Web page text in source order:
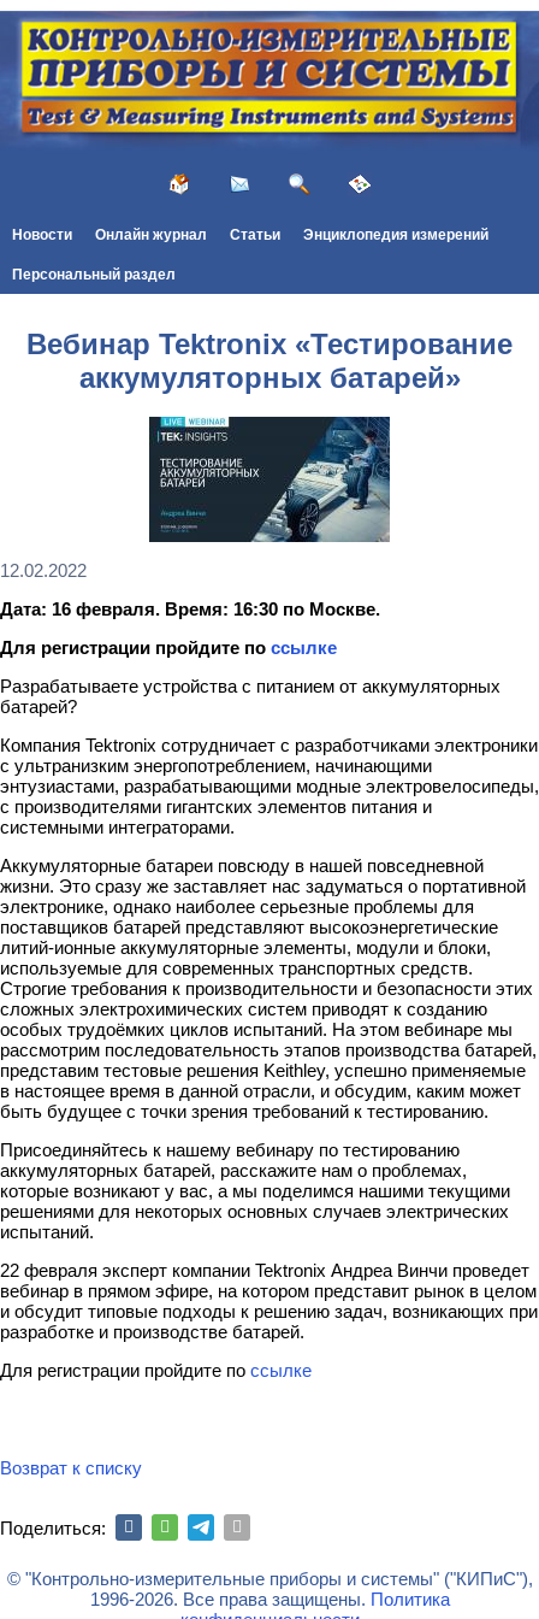
Новости Онлайн журнал Статьи Энциклопедия измерений
Персональный раздел
Вебинар Tektronix «Тестирование
аккумуляторных батарей»
12.02.2022
Дата: 16 февраля. Время: 16:30 по Москве.
Для регистрации пройдите по ссылке
Разрабатываете устройства с питанием от аккумуляторных
батарей?
Компания Tektronix сотрудничает с разработчиками электроники
с ультранизким энергопотреблением, начинающими
энтузиастами, разрабатывающими модные электровелосипеды,
с производителями гигантских элементов питания и
системными интеграторами.
Аккумуляторные батареи повсюду в нашей повседневной
жизни. Это сразу же заставляет нас задуматься о портативной
электронике, однако наиболее серьезные проблемы для
поставщиков батарей представляют высокоэнергетические
литий-ионные аккумуляторные элементы, модули и блоки,
используемые для современных транспортных средств.
Строгие требования к производительности и безопасности этих
сложных электрохимических систем приводят к созданию
особых трудоёмких циклов испытаний. На этом вебинаре мы
рассмотрим последовательность этапов производства батарей,
представим тестовые решения Keithley, успешно применяемые
в настоящее время в данной отрасли, и обсудим, каким может
быть будущее с точки зрения требований к тестированию.
Присоединяйтесь к нашему вебинару по тестированию
аккумуляторных батарей, расскажите нам о проблемах,
которые возникают у вас, а мы поделимся нашими текущими
решениями для некоторых основных случаев электрических
испытаний.
22 февраля эксперт компании Tektronix Андреа Винчи проведет
вебинар в прямом эфире, на котором представит рынок в целом
и обсудит типовые подходы к решению задач, возникающих при
разработке и производстве батарей.
Для регистрации пройдите по ссылке
Возврат к списку
Поделиться:
© "Контрольно-измерительные приборы и системы" ("КИПиС"),
1996-2026. Все права защищены. Политика